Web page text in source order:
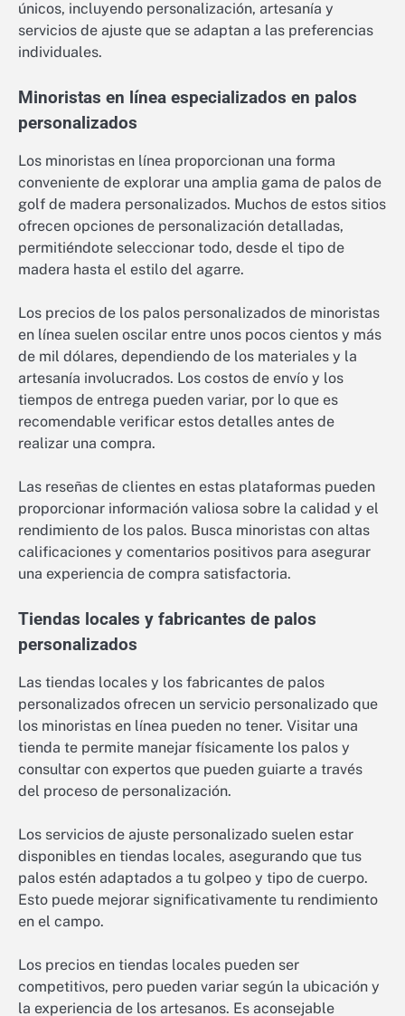
únicos, incluyendo personalización, artesanía y
servicios de ajuste que se adaptan a las preferencias
individuales.
Minoristas en línea especializados en palos
personalizados
Los minoristas en línea proporcionan una forma
conveniente de explorar una amplia gama de palos de
golf de madera personalizados. Muchos de estos sitios
ofrecen opciones de personalización detalladas,
permitiéndote seleccionar todo, desde el tipo de
madera hasta el estilo del agarre.
Los precios de los palos personalizados de minoristas
en línea suelen oscilar entre unos pocos cientos y más
de mil dólares, dependiendo de los materiales y la
artesanía involucrados. Los costos de envío y los
tiempos de entrega pueden variar, por lo que es
recomendable verificar estos detalles antes de
realizar una compra.
Las reseñas de clientes en estas plataformas pueden
proporcionar información valiosa sobre la calidad y el
rendimiento de los palos. Busca minoristas con altas
calificaciones y comentarios positivos para asegurar
una experiencia de compra satisfactoria.
Tiendas locales y fabricantes de palos
personalizados
Las tiendas locales y los fabricantes de palos
personalizados ofrecen un servicio personalizado que
los minoristas en línea pueden no tener. Visitar una
tienda te permite manejar físicamente los palos y
consultar con expertos que pueden guiarte a través
del proceso de personalización.
Los servicios de ajuste personalizado suelen estar
disponibles en tiendas locales, asegurando que tus
palos estén adaptados a tu golpeo y tipo de cuerpo.
Esto puede mejorar significativamente tu rendimiento
en el campo.
Los precios en tiendas locales pueden ser
competitivos, pero pueden variar según la ubicación y
la experiencia de los artesanos. Es aconsejable